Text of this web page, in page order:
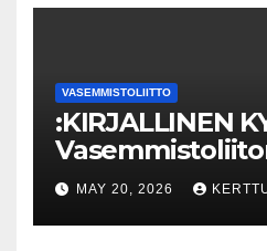
VASEMMISTOLIITTO
:KIRJALLINEN
Lohikoski: Missä
hallituksen
kunnille?
MAY 20, 2026